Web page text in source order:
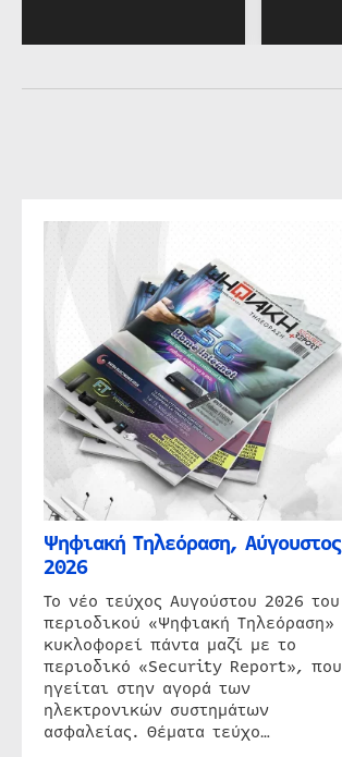
Ψηφιακή Τηλεόραση, Αύγουστος
2026
Το νέο τεύχος Αυγούστου 2026 του
περιοδικού «Ψηφιακή Τηλεόραση»
κυκλοφορεί πάντα μαζί με το
περιοδικό «Security Report», που
ηγείται στην αγορά των
ηλεκτρονικών συστημάτων
ασφαλείας. Θέματα τεύχο…